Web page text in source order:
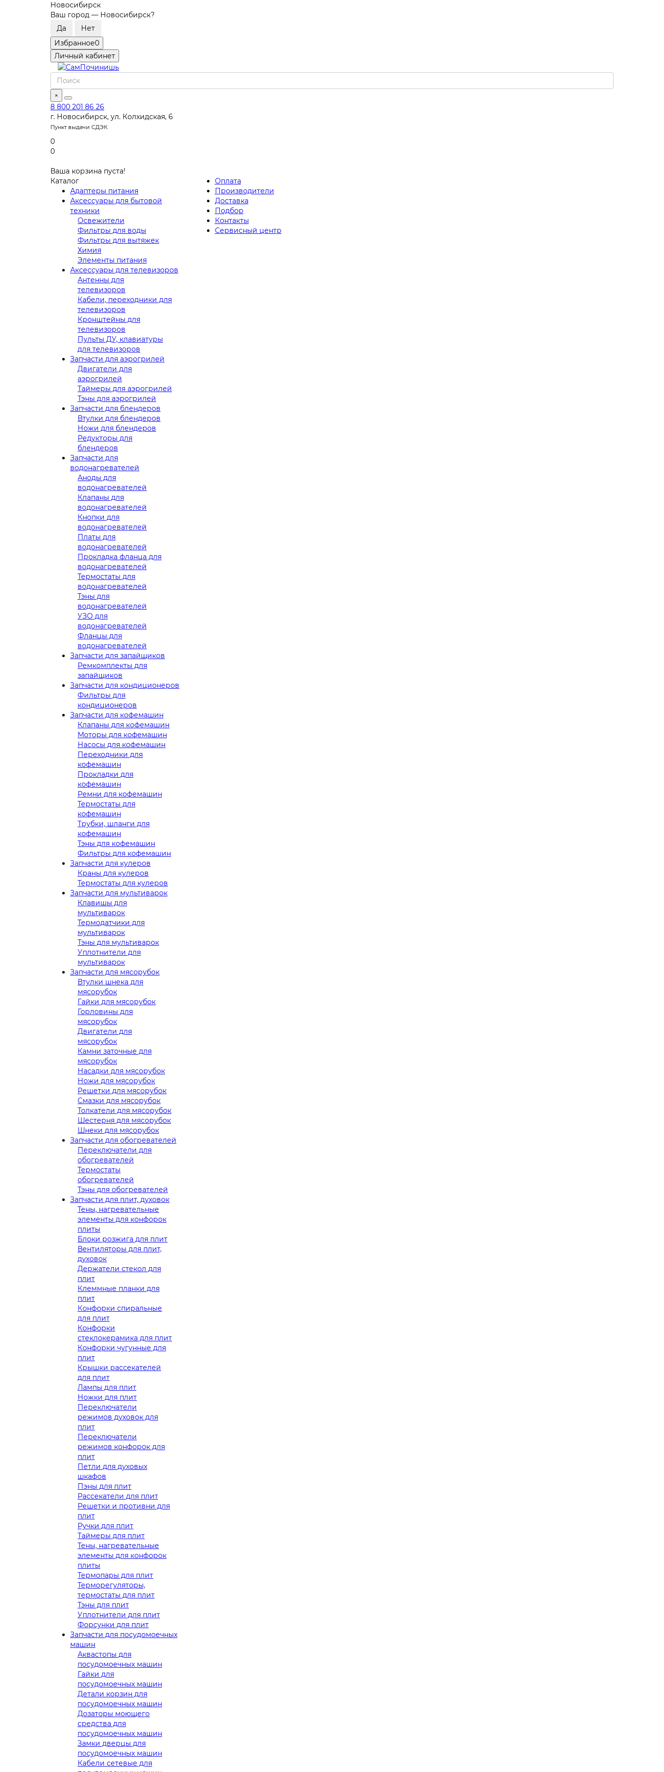
Новосибирск
Ваш город — Новосибирск?
Избранное0
Личный кабинет
×
8 800 201 86 26
г. Новосибирск, ул. Колхидская, 6
Пункт выдачи СДЭК
0
0
Ваша корзина пуста!
Каталог
Адаптеры питания
Аксессуары для бытовой
техники
Освежители
Фильтры для воды
Фильтры для вытяжек
Химия
Элементы питания
Аксессуары для телевизоров
Антенны для
телевизоров
Кабели, переходники для
телевизоров
Кронштейны для
телевизоров
Пульты ДУ, клавиатуры
для телевизоров
Запчасти для аэрогрилей
Двигатели для
аэрогрилей
Таймеры для аэрогрилей
Тэны для аэрогрилей
Запчасти для блендеров
Втулки для блендеров
Ножи для блендеров
Редукторы для
блендеров
Запчасти для
водонагревателей
Аноды для
водонагревателей
Клапаны для
водонагревателей
Кнопки для
водонагревателей
Платы для
водонагревателей
Прокладка фланца для
водонагревателей
Термостаты для
водонагревателей
Тэны для
водонагревателей
УЗО для
водонагревателей
Фланцы для
водонагревателей
Запчасти для запайщиков
Ремкомплекты для
запайщиков
Запчасти для кондиционеров
Фильтры для
кондиционеров
Запчасти для кофемашин
Клапаны для кофемашин
Моторы для кофемашин
Насосы для кофемашин
Переходники для
кофемашин
Прокладки для
кофемашин
Ремни для кофемашин
Термостаты для
кофемашин
Трубки, шланги для
кофемашин
Тэны для кофемашин
Фильтры для кофемашин
Запчасти для кулеров
Краны для кулеров
Термостаты для кулеров
Запчасти для мультиварок
Клавишы для
мультиварок
Термодатчики для
мультиварок
Тэны для мультиварок
Уплотнители для
мультиварок
Запчасти для мясорубок
Втулки шнека для
мясорубок
Гайки для мясорубок
Горловины для
мясорубок
Двигатели для
мясорубок
Камни заточные для
мясорубок
Насадки для мясорубок
Ножи для мясорубок
Решетки для мясорубок
Смазки для мясорубок
Толкатели для мясорубок
Шестерня для мясорубок
Шнеки для мясорубок
Запчасти для обогревателей
Переключатели для
обогревателей
Термостаты
обогревателей
Тэны для обогревателей
Запчасти для плит, духовок
Тены, нагревательные
элементы для конфорок
плиты
Блоки розжига для плит
Вентиляторы для плит,
духовок
Держатели стекол для
плит
Клеммные планки для
плит
Конфорки спиральные
для плит
Конфорки
стеклокерамика для плит
Конфорки чугунные для
плит
Крышки рассекателей
для плит
Лампы для плит
Ножки для плит
Переключатели
режимов духовок для
плит
Переключатели
режимов конфорок для
плит
Петли для духовых
шкафов
Пэны для плит
Рассекатели для плит
Решетки и противни для
плит
Ручки для плит
Таймеры для плит
Тены, нагревательные
элементы для конфорок
плиты
Термопары для плит
Терморегуляторы,
термостаты для плит
Тэны для плит
Уплотнители для плит
Форсунки для плит
Запчасти для посудомоечных
машин
Аквастопы для
посудомоечных машин
Гайки для
посудомоечных машин
Детали корзин для
посудомоечных машин
Дозаторы моющего
средства для
посудомоечных машин
Замки дверцы для
посудомоечных машин
Кабели сетевые для
Оплата
Производители
Доставка
Подбор
Контакты
Сервисный центр